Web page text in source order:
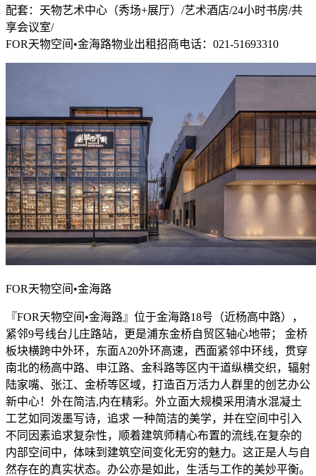
配套：天物艺术中心（秀场+展厅）/艺术酒店/24小时书房/共
享会议室/
FOR天物空间•金海路物业出租招商电话：021-51693310
FOR天物空间•金海路
『FOR天物空间•金海路』位于金海路18号（近杨高中路），
紧邻9号线台儿庄路站，更是浦东金桥自贸区轴心地带； 金桥
板块横跨中外环，东面A20外环高速，西面紧邻中环线，贯穿
南北的杨高中路、申江路、金科路等区内干道纵横交织，辐射
陆家嘴、张江、金桥等区域，打造百万活力人群里的创艺办公
新中心！外在简洁,内在精彩。外立面大规模采用清水混凝土
工艺如同泼墨写诗，追求 一种简洁的美学，并在空间中引入
不同因素追求复杂性，顺着建筑师精心布置的流线,在复杂的
内部空间中，体味到建筑空间变化无穷的魅力。这正是人与自
然存在的真实状态。办公亦是如此，生活与工作的美妙平衡。